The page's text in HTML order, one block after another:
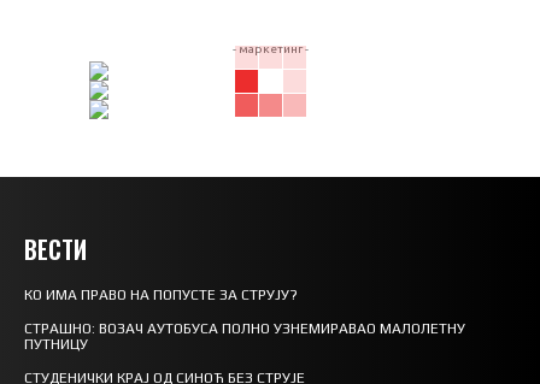
- маркетинг -
ВЕСТИ
КО ИМА ПРАВО НА ПОПУСТЕ ЗА СТРУЈУ?
СТРАШНО: ВОЗАЧ АУТОБУСА ПОЛНО УЗНЕМИРАВАО МАЛОЛЕТНУ
ПУТНИЦУ
СТУДЕНИЧКИ КРАЈ ОД СИНОЋ БЕЗ СТРУЈЕ